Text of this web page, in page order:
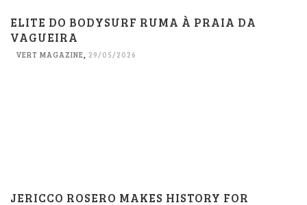
ELITE DO BODYSURF RUMA À PRAIA DA
VAGUEIRA
VERT MAGAZINE 29/05/2026
JERICCO ROSERO MAKES HISTORY FOR